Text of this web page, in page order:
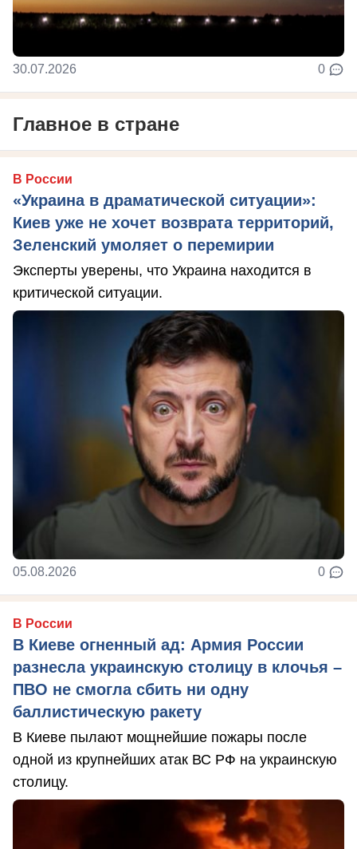
30.07.2026 0
Главное в стране
В России
«Украина в драматической ситуации»:
Киев уже не хочет возврата территорий,
Зеленский умоляет о перемирии
Эксперты уверены, что Украина находится в
критической ситуации.
05.08.2026 0
В России
В Киеве огненный ад: Армия России
разнесла украинскую столицу в клочья –
ПВО не смогла сбить ни одну
баллистическую ракету
В Киеве пылают мощнейшие пожары после
одной из крупнейших атак ВС РФ на украинскую
столицу.